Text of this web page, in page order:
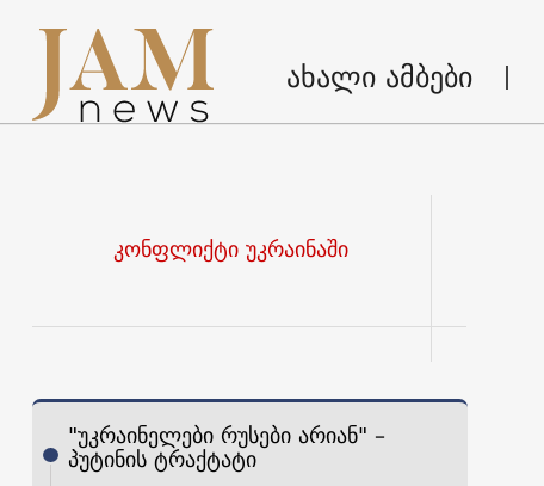
ახალი ამბები
კონფლიქტი უკრაინაში
"უკრაინელები რუსები არიან" –
პუტინის ტრაქტატი